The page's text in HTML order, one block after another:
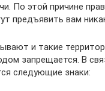
По этой причине
предъявить вам
и такие
запрещается. В
следующие знаки: